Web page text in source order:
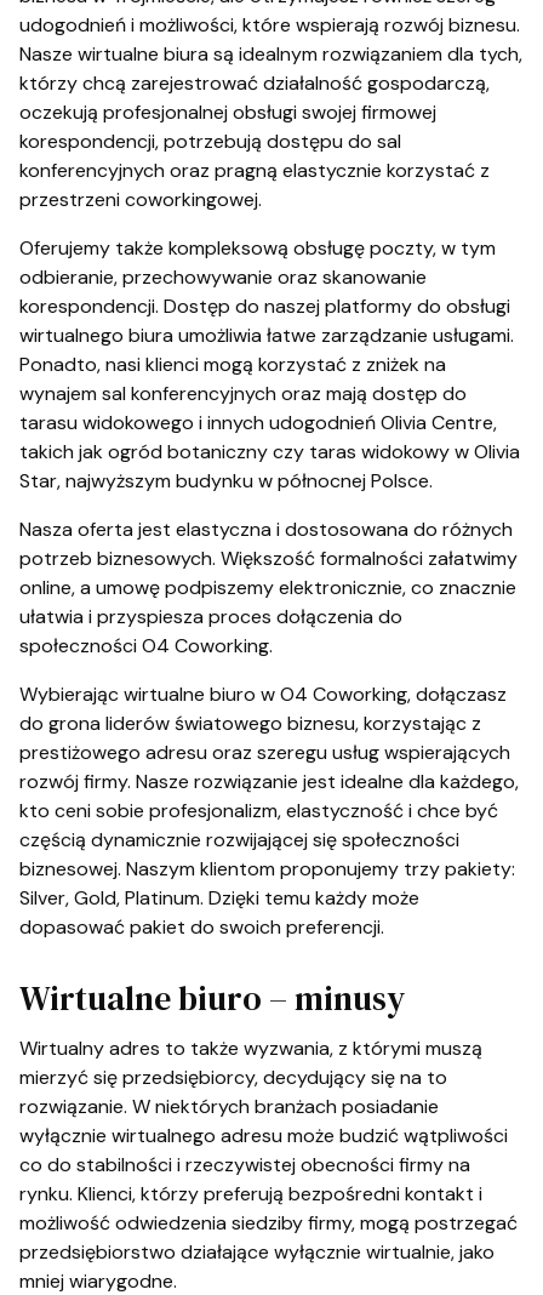
udogodnień i możliwości, które wspierają rozwój biznesu.
Nasze wirtualne biura są idealnym rozwiązaniem dla tych,
którzy chcą zarejestrować działalność gospodarczą,
oczekują profesjonalnej obsługi swojej firmowej
korespondencji, potrzebują dostępu do sal
konferencyjnych oraz pragną elastycznie korzystać z
przestrzeni coworkingowej.
Oferujemy także kompleksową obsługę poczty, w tym
odbieranie, przechowywanie oraz skanowanie
korespondencji. Dostęp do naszej platformy do obsługi
wirtualnego biura umożliwia łatwe zarządzanie usługami.
Ponadto, nasi klienci mogą korzystać z zniżek na
wynajem sal konferencyjnych oraz mają dostęp do
tarasu widokowego i innych udogodnień Olivia Centre,
takich jak ogród botaniczny czy taras widokowy w Olivia
Star, najwyższym budynku w północnej Polsce.
Nasza oferta jest elastyczna i dostosowana do różnych
potrzeb biznesowych. Większość formalności załatwimy
online, a umowę podpiszemy elektronicznie, co znacznie
ułatwia i przyspiesza proces dołączenia do
społeczności O4 Coworking.
Wybierając wirtualne biuro w O4 Coworking, dołączasz
do grona liderów światowego biznesu, korzystając z
prestiżowego adresu oraz szeregu usług wspierających
rozwój firmy. Nasze rozwiązanie jest idealne dla każdego,
kto ceni sobie profesjonalizm, elastyczność i chce być
częścią dynamicznie rozwijającej się społeczności
biznesowej. Naszym klientom proponujemy trzy pakiety:
Silver, Gold, Platinum. Dzięki temu każdy może
dopasować pakiet do swoich preferencji.
Wirtualne biuro – minusy
Wirtualny adres to także wyzwania, z którymi muszą
mierzyć się przedsiębiorcy, decydujący się na to
rozwiązanie. W niektórych branżach posiadanie
wyłącznie wirtualnego adresu może budzić wątpliwości
co do stabilności i rzeczywistej obecności firmy na
rynku. Klienci, którzy preferują bezpośredni kontakt i
możliwość odwiedzenia siedziby firmy, mogą postrzegać
przedsiębiorstwo działające wyłącznie wirtualnie, jako
mniej wiarygodne.